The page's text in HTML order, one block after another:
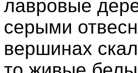
лавровые
серыми
вершинах